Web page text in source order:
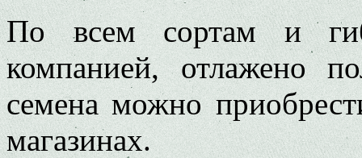
По всем сортам и
компанией, отлажено
семена можно
магазинах.